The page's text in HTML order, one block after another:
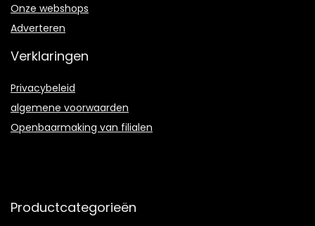
Onze webshops
Adverteren
Verklaringen
Privacybeleid
algemene voorwaarden
Openbaarmaking van filialen
Productcategorieën